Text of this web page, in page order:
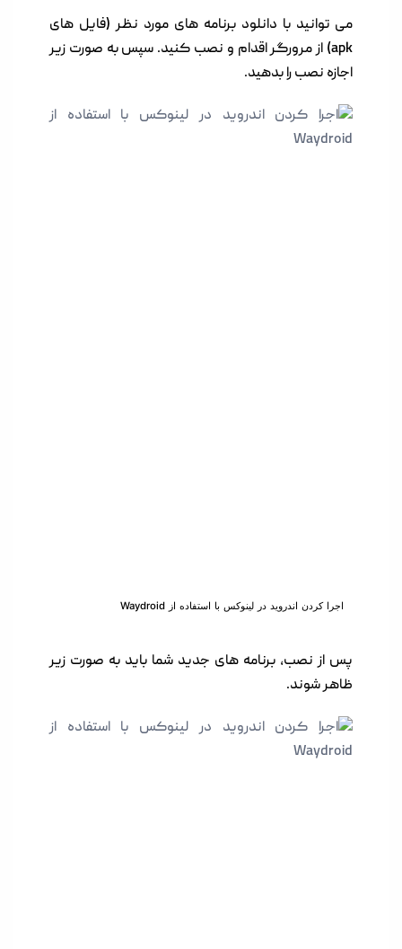
می توانید با دانلود برنامه های مورد نظر (فایل های
apk) از مرورگر اقدام و نصب کنید. سپس به صورت زیر
اجازه نصب را بدهید.
اجرا کردن اندروید در لینوکس با استفاده از Waydroid
پس از نصب، برنامه های جدید شما باید به صورت زیر
ظاهر شوند.